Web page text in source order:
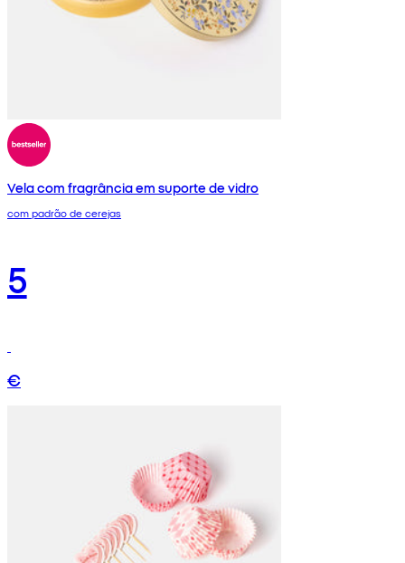
Vela com fragrância em suporte de vidro
com padrão de cerejas
5
€